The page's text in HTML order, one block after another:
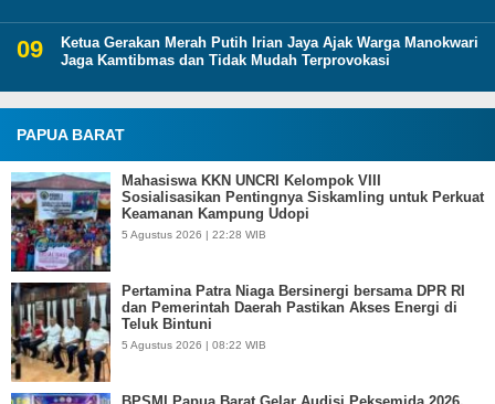
Ketua Gerakan Merah Putih Irian Jaya Ajak Warga Manokwari
Jaga Kamtibmas dan Tidak Mudah Terprovokasi
PAPUA BARAT
Mahasiswa KKN UNCRI Kelompok VIII
Sosialisasikan Pentingnya Siskamling untuk Perkuat
Keamanan Kampung Udopi
5 Agustus 2026 | 22:28 WIB
Pertamina Patra Niaga Bersinergi bersama DPR RI
dan Pemerintah Daerah Pastikan Akses Energi di
Teluk Bintuni
5 Agustus 2026 | 08:22 WIB